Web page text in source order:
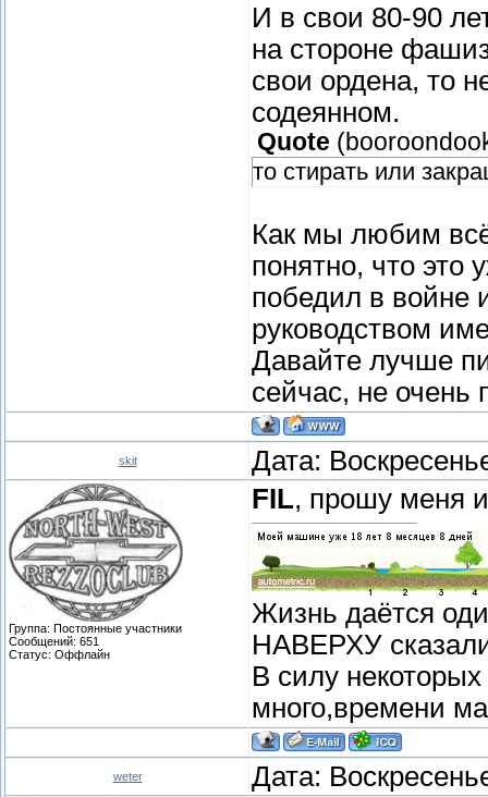
И в свои 80-90
на стороне
свои ордена, то
содеянном.
Quote (
то стирать или
Как мы любим
понятно, что это
победил в войне
руководством
Давайте лучше
сейчас, не очень
skit Дата:
Группа: Постоянные участники
Сообщений: 651
Статус: Оффлайн
FIL, прошу меня
Жизнь даётся
НАВЕРХУ
В силу
много,времени
weter Дата: